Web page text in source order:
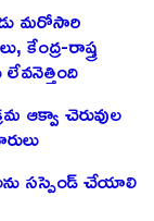
మరోసారి
రాష్త్ర
ఆక్వా చెరువుల
సస్పెండ్ చేయాలి